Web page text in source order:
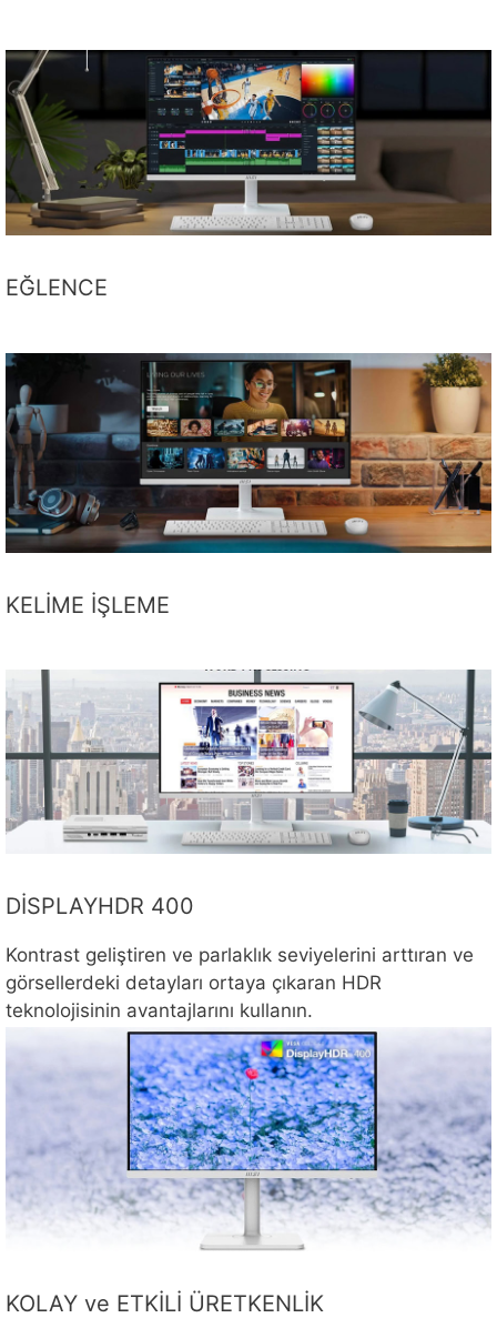
EĞLENCE
KELİME İŞLEME
DİSPLAYHDR 400
Kontrast geliştiren ve parlaklık seviyelerini arttıran ve
görsellerdeki detayları ortaya çıkaran HDR
teknolojisinin avantajlarını kullanın.
KOLAY ve ETKİLİ ÜRETKENLİK